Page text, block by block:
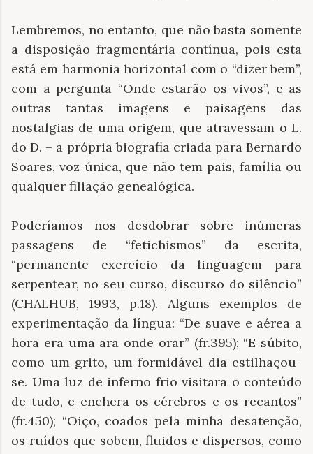
Lembremos, no entanto, que não basta somente
a disposição fragmentária contínua, pois esta
está em harmonia horizontal com o “dizer bem”,
com a pergunta “Onde estarão os vivos”, e as
outras tantas imagens e paisagens das
nostalgias de uma origem, que atravessam o L.
do D. – a própria biografia criada para Bernardo
Soares, voz única, que não tem pais, família ou
qualquer filiação genealógica.
Poderíamos nos desdobrar sobre inúmeras
passagens de “fetichismos” da escrita,
“permanente exercício da linguagem para
serpentear, no seu curso, discurso do silêncio”
(CHALHUB, 1993, p.18). Alguns exemplos de
experimentação da língua: “De suave e aérea a
hora era uma ara onde orar” (fr.395); “E súbito,
como um grito, um formidável dia estilhaçou-
se. Uma luz de inferno frio visitara o conteúdo
de tudo, e enchera os cérebros e os recantos”
(fr.450); “Oiço, coados pela minha desatenção,
os ruídos que sobem, fluidos e dispersos, como